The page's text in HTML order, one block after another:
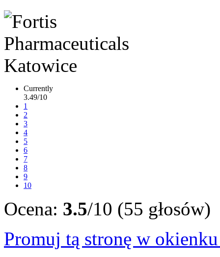
Currently
3.49/10
1
2
3
4
5
6
7
8
9
10
Ocena: 3.5/10 (55 głosów)
Promuj tą stronę w